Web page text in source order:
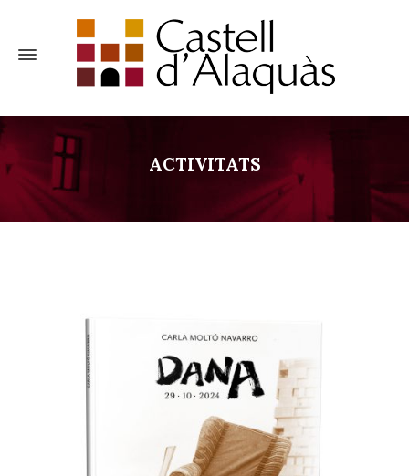
ACTIVITATS